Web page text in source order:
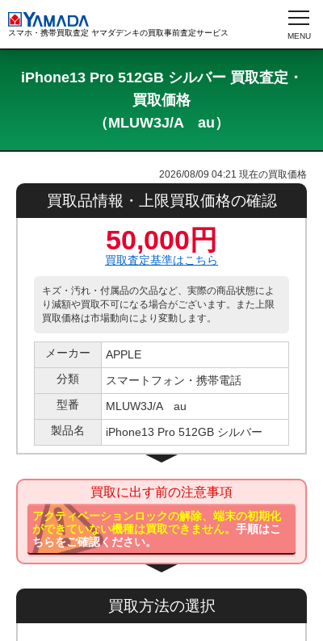
スマホ・携帯買取査定 ヤマダデンキの買取事前査定サービス
iPhone13 Pro 512GB シルバー 買取査定・
買取価格
（MLUW3J/A au）
2026/08/09 04:21 現在の買取価格
買取品情報・上限買取価格の確認
50,000円
買取査定基準はこちら
キズ・汚れ・付属品の欠品など、実際の商品状態によ
り減額や買取不可になる場合がございます。また上限
買取価格は市場動向により変動します。
メーカー
APPLE
分類
スマートフォン・携帯電話
型番
MLUW3J/A au
製品名
iPhone13 Pro 512GB シルバー
買取に出す前の注意事項
アクティベーションロックの解除、端末の初期化
ができていない機種は買取できません。手順はこ
ちらをご確認ください。
買取方法の選択